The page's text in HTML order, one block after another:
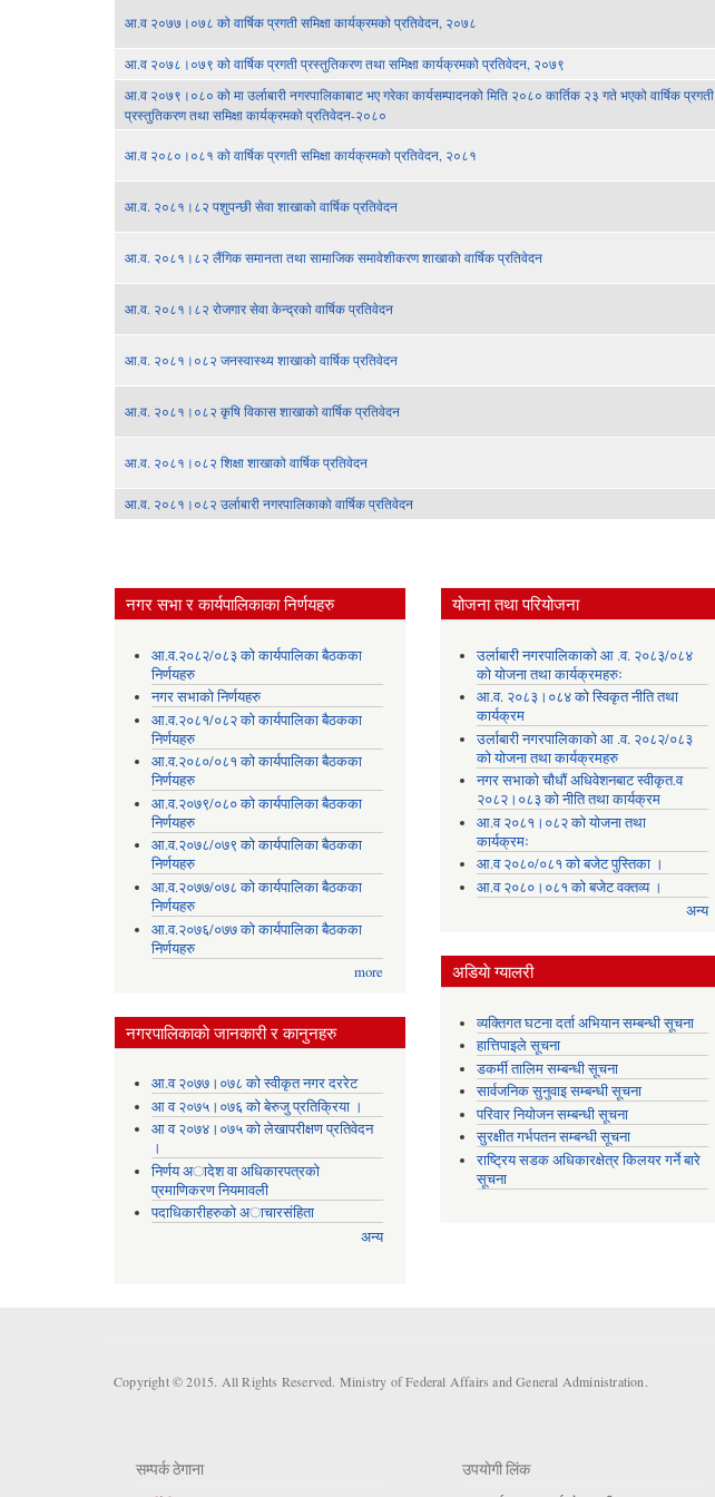
आ.व २०७७।०७८ को वार्षिक प्रगती समिक्षा कार्यक्रमको प्रतिवेदन, २०७८
आ.व २०७८।०७९ को वार्षिक प्रगती प्रस्तुतिकरण तथा समिक्षा कार्यक्रमको प्रतिवेदन, २०७९
आ.व २०७९।०८० को मा उर्लाबारी नगरपालिकाबाट भए गरेका कार्यसम्पादनको मिति २०८० कार्तिक २३ गते भएको वार्षिक प्रगती
प्रस्तुतिकरण तथा समिक्षा कार्यक्रमको प्रतिवेदन-२०८०
आ.व २०८०।०८१ को वार्षिक प्रगती समिक्षा कार्यक्रमको प्रतिवेदन, २०८१
आ.व. २०८१।८२ पशुपन्छी सेवा शाखाको वार्षिक प्रतिवेदन
आ.व. २०८१।८२ लैंगिक समानता तथा सामाजिक समावेशीकरण शाखाको वार्षिक प्रतिवेदन
आ.व. २०८१।८२ रोजगार सेवा केन्द्रको वार्षिक प्रतिवेदन
आ.व. २०८१।०८२ जनस्वास्थ्य शाखाको वार्षिक प्रतिवेदन
आ.व. २०८१।०८२ कृषि विकास शाखाको वार्षिक प्रतिवेदन
आ.व. २०८१।०८२ शिक्षा शाखाको वार्षिक प्रतिवेदन
आ.व. २०८१।०८२ उर्लाबारी नगरपालिकाको वार्षिक प्रतिवेदन
नगर सभा र कार्यपालिकाका निर्णयहरु
आ.व.२०८२/०८३ को कार्यपालिका बैठकका
निर्णयहरु
नगर सभाको निर्णयहरु
आ.व.२०८१/०८२ को कार्यपालिका बैठकका
निर्णयहरु
आ.व.२०८०/०८१ को कार्यपालिका बैठकका
निर्णयहरु
आ.व.२०७९/०८० को कार्यपालिका बैठकका
निर्णयहरु
आ.व.२०७८/०७९ को कार्यपालिका बैठकका
निर्णयहरु
आ.व.२०७७/०७८ को कार्यपालिका बैठकका
निर्णयहरु
आ.व.२०७६/०७७ को कार्यपालिका बैठकका
निर्णयहरु
more
नगरपालिकाकाे जानकारी र कानुनहरु
आ.व २०७७।०७८ को स्वीकृत नगर दररेट
आ व २०७५।०७६ को बेरुजु प्रतिक्रिया ।
आ व २०७४।०७५ काे लेखापरीक्षण प्रतिवेदन
।
निर्णय अादेश वा अधिकारपत्रकाे
प्रमाणिकरण नियमावली
पदाधिकारीहरुको अाचारसंहिता
अन्य
योजना तथा परियोजना
उर्लाबारी नगरपालिकाको आ .व. २०८३/०८४
को योजना तथा कार्यक्रमहरुः
आ.व. २०८३।०८४ को स्विकृत नीति तथा
कार्यक्रम
उर्लाबारी नगरपालिकाको आ .व. २०८२/०८३
को योजना तथा कार्यक्रमहरु
नगर सभाको चौधौं अधिवेशनबाट स्वीकृत.व
२०८२।०८३ को नीति तथा कार्यक्रम
आ.व २०८१।०८२ को योजना तथा
कार्यक्रमः
आ.व २०८०/०८१ को बजेट पुस्तिका ।
आ.व २०८०।०८१ को बजेट वक्तव्य ।
अन्य
अडियाे ग्यालरी
व्यक्तिगत घटना दर्ता अभियान सम्बन्धी सूचना
हात्तिपाइले सूचना
डकर्मी तालिम सम्बन्धी सूचना
सार्वजनिक सुनुवाइ सम्बन्धी सूचना
परिवार नियोजन सम्बन्धी सूचना
सुरक्षीत गर्भपतन सम्बन्धी सूचना
राष्ट्रिय सडक अधिकारक्षेत्र किलयर गर्ने बारे
सूचना
Copyright © 2015. All Rights Reserved. Ministry of Federal Affairs and General Administration.
सम्पर्क ठेगाना उपयाेगी लिंक